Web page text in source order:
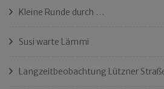
Kleine Runde durch …
Susi warte Lämmi
Langzeitbeobachtung Lützner